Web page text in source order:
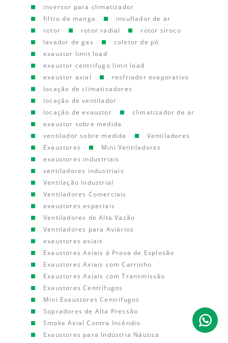
inversor para climatizador
filtro de manga
insuflador de ar
rotor
rotor radial
rotor siroco
lavador de gas
coletor de pó
exaustor limit load
exaustor centrifugo limit load
exaustor axial
resfriador evaporativo
locação de climatizadores
locação de ventilador
locação de exaustor
climatizador de ar
exaustor sobre medida
ventilador sobre medida
Ventiladores
Exaustores
Mini Ventiladores
exaustores industriais
ventiladores industriais
Ventilação Industrial
Ventiladores Comerciais
exaustores especiais
Ventiladores de Alta Vazão
Ventiladores para Aviários
exaustores axiais
Exaustores Axiais à Prova de Explosão
Exaustores Axiais com Carrinho
Exaustores Axiais com Transmissão
Exaustores Centrífugos
Mini Exaustores Centrífugos
Sopradores de Alta Pressão
Smoke Axial Contra Incêndio
Exaustores para Indústria Náutica